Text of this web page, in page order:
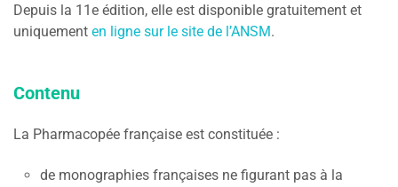
Depuis la 11e édition, elle est disponible gratuitement et
uniquement en ligne sur le site de l’ANSM.
Contenu
La Pharmacopée française est constituée :
de monographies françaises ne figurant pas à la